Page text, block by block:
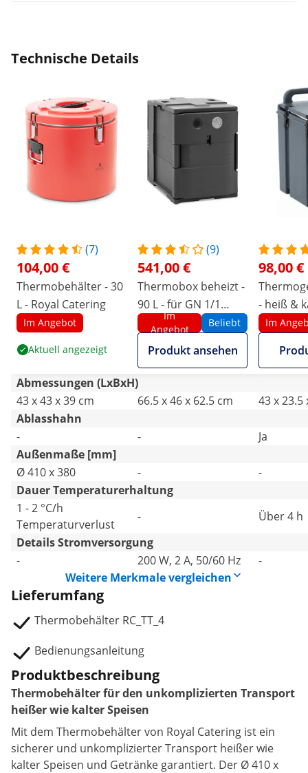
Technische Details
(7)
104,00 €
Thermobehälter - 30
L - Royal Catering
Im Angebot
Aktuell angezeigt
(9)
541,00 €
Thermobox beheizt -
90 L - für GN 1/1
Behälter -
Frontloader - mit
Temperaturanzeige
Im
Angebot
Beliebt
Produkt ansehen
98,00 €
- heiß &
Im
Abmessungen (LxBxH)
43 x 43 x 39 cm
66.5 x 46 x 62.5 cm
43 x 23.5
Ablasshahn
-
-
Ja
Außenmaße [mm]
Ø 410 x 380
-
-
Dauer Temperaturerhaltung
1 - 2 °C/h
Temperaturverlust
-
Über 4 h
Details Stromversorgung
-
200 W, 2 A, 50/60 Hz
-
Weitere Merkmale vergleichen
Lieferumfang
Thermobehälter RC_TT_4
Bedienungsanleitung
Produktbeschreibung
Thermobehälter für den unkomplizierten Transport
heißer wie kalter Speisen
Mit dem Thermobehälter von Royal Catering ist ein
sicherer und unkomplizierter Transport heißer wie
kalter Speisen und Getränke garantiert. Der Ø 410 x